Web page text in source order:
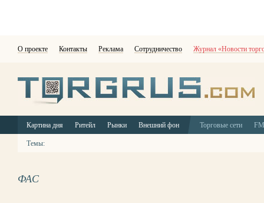
О проекте Контакты Реклама Сотрудничество Журнал «Новости
Картина дня Ритейл Рынки Внешний фон Торговые сети
Темы:
ФАС